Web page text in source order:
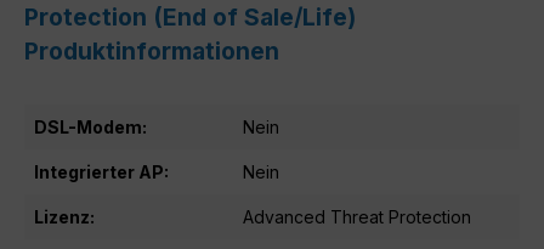
Protection (End of Sale/Life)
Produktinformationen
DSL-Modem: Nein
Integrierter AP: Nein
Lizenz: Advanced Threat Protection